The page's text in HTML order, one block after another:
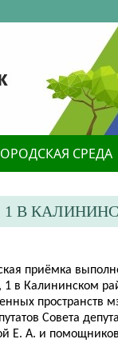
СРЕДА
В
приёмка
1 в Калининском
пространств
Совета
Е. А. и